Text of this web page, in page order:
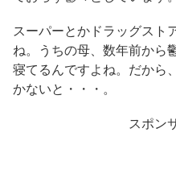
スーパーとかドラッグスト
ね。うちの母、数年前から
寝てるんですよね。だから
かないと・・・。
スポン